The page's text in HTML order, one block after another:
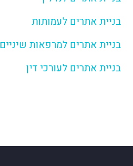
בניית אתרים לעמותות
בניית אתרים למרפאות שיניים
בניית אתרים לעורכי דין